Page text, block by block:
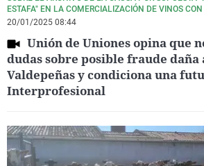
ESTAFA" EN LA COMERCIALIZACIÓN DE VINOS CON
20/01/2025 08:44
Unión de Uniones opina que
dudas sobre posible fraude daña
Valdepeñas y condiciona una
Interprofesional